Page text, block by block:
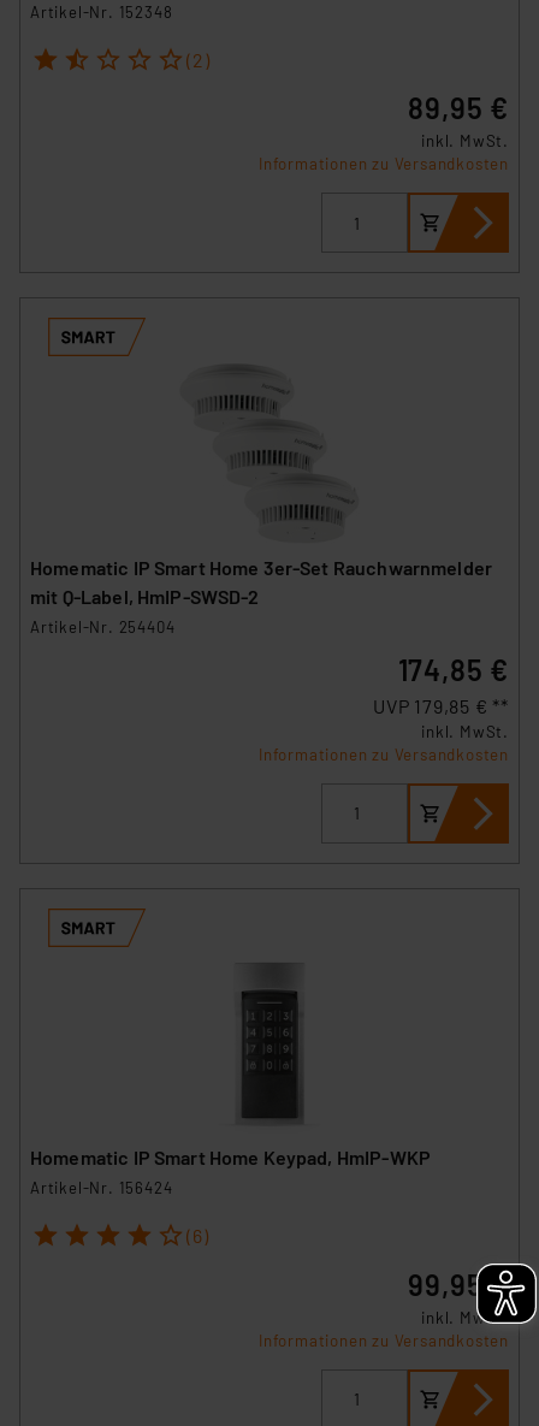
Artikel-Nr. 152348
1 2 3 4 5 (2)
89,95 €
inkl. MwSt.
Informationen zu Versandkosten
Homematic IP Smart Home 3er-Set Rauchwarnmelder
mit Q-Label, HmIP-SWSD-2
Artikel-Nr. 254404
174,85 €
UVP 179,85 € **
inkl. MwSt.
Informationen zu Versandkosten
Homematic IP Smart Home Keypad, HmIP-WKP
Artikel-Nr. 156424
1 2 3 4 5 (6)
99,95 €
inkl. MwSt.
Informationen zu Versandkosten